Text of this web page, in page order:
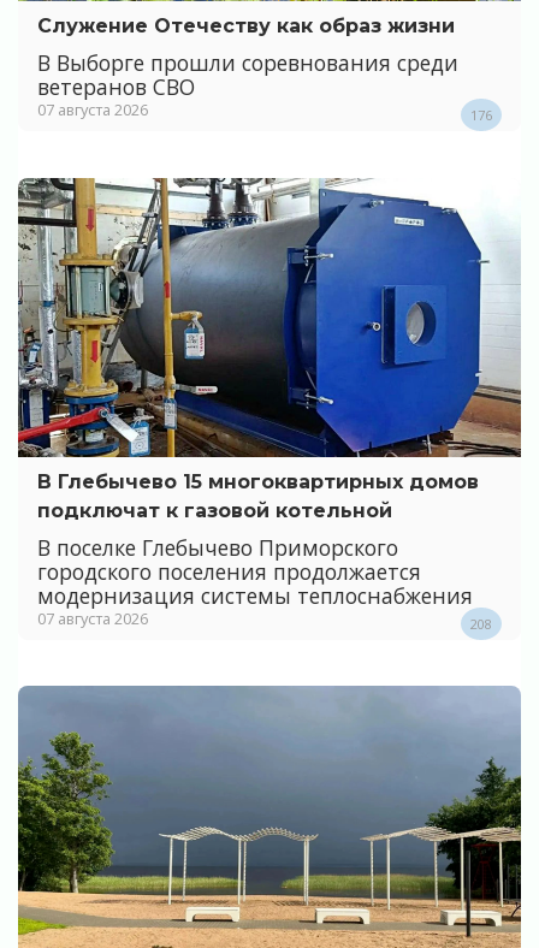
Служение Отечеству как образ жизни
В Выборге прошли соревнования среди
ветеранов СВО
07 августа 2026 176
В Глебычево 15 многоквартирных домов
подключат к газовой котельной
В поселке Глебычево Приморского
городского поселения продолжается
модернизация системы теплоснабжения
07 августа 2026 208